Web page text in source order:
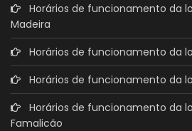
Horários de funcionamento da
Madeira
Horários de funcionamento da
Horários de funcionamento da
Horários de funcionamento da
Famalicão